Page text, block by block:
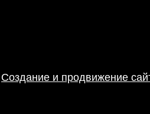
Создание и продвижение